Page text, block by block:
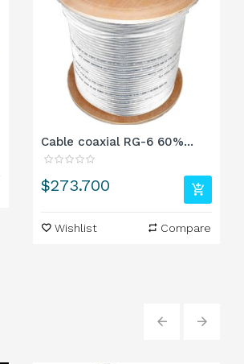
Cable coaxial RG-6 60%...
Precio
$273.700
Wishlist Compare